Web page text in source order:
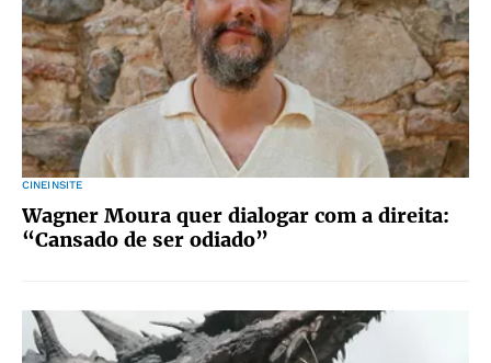
CINEINSITE
Wagner Moura quer dialogar com a direita:
“Cansado de ser odiado”